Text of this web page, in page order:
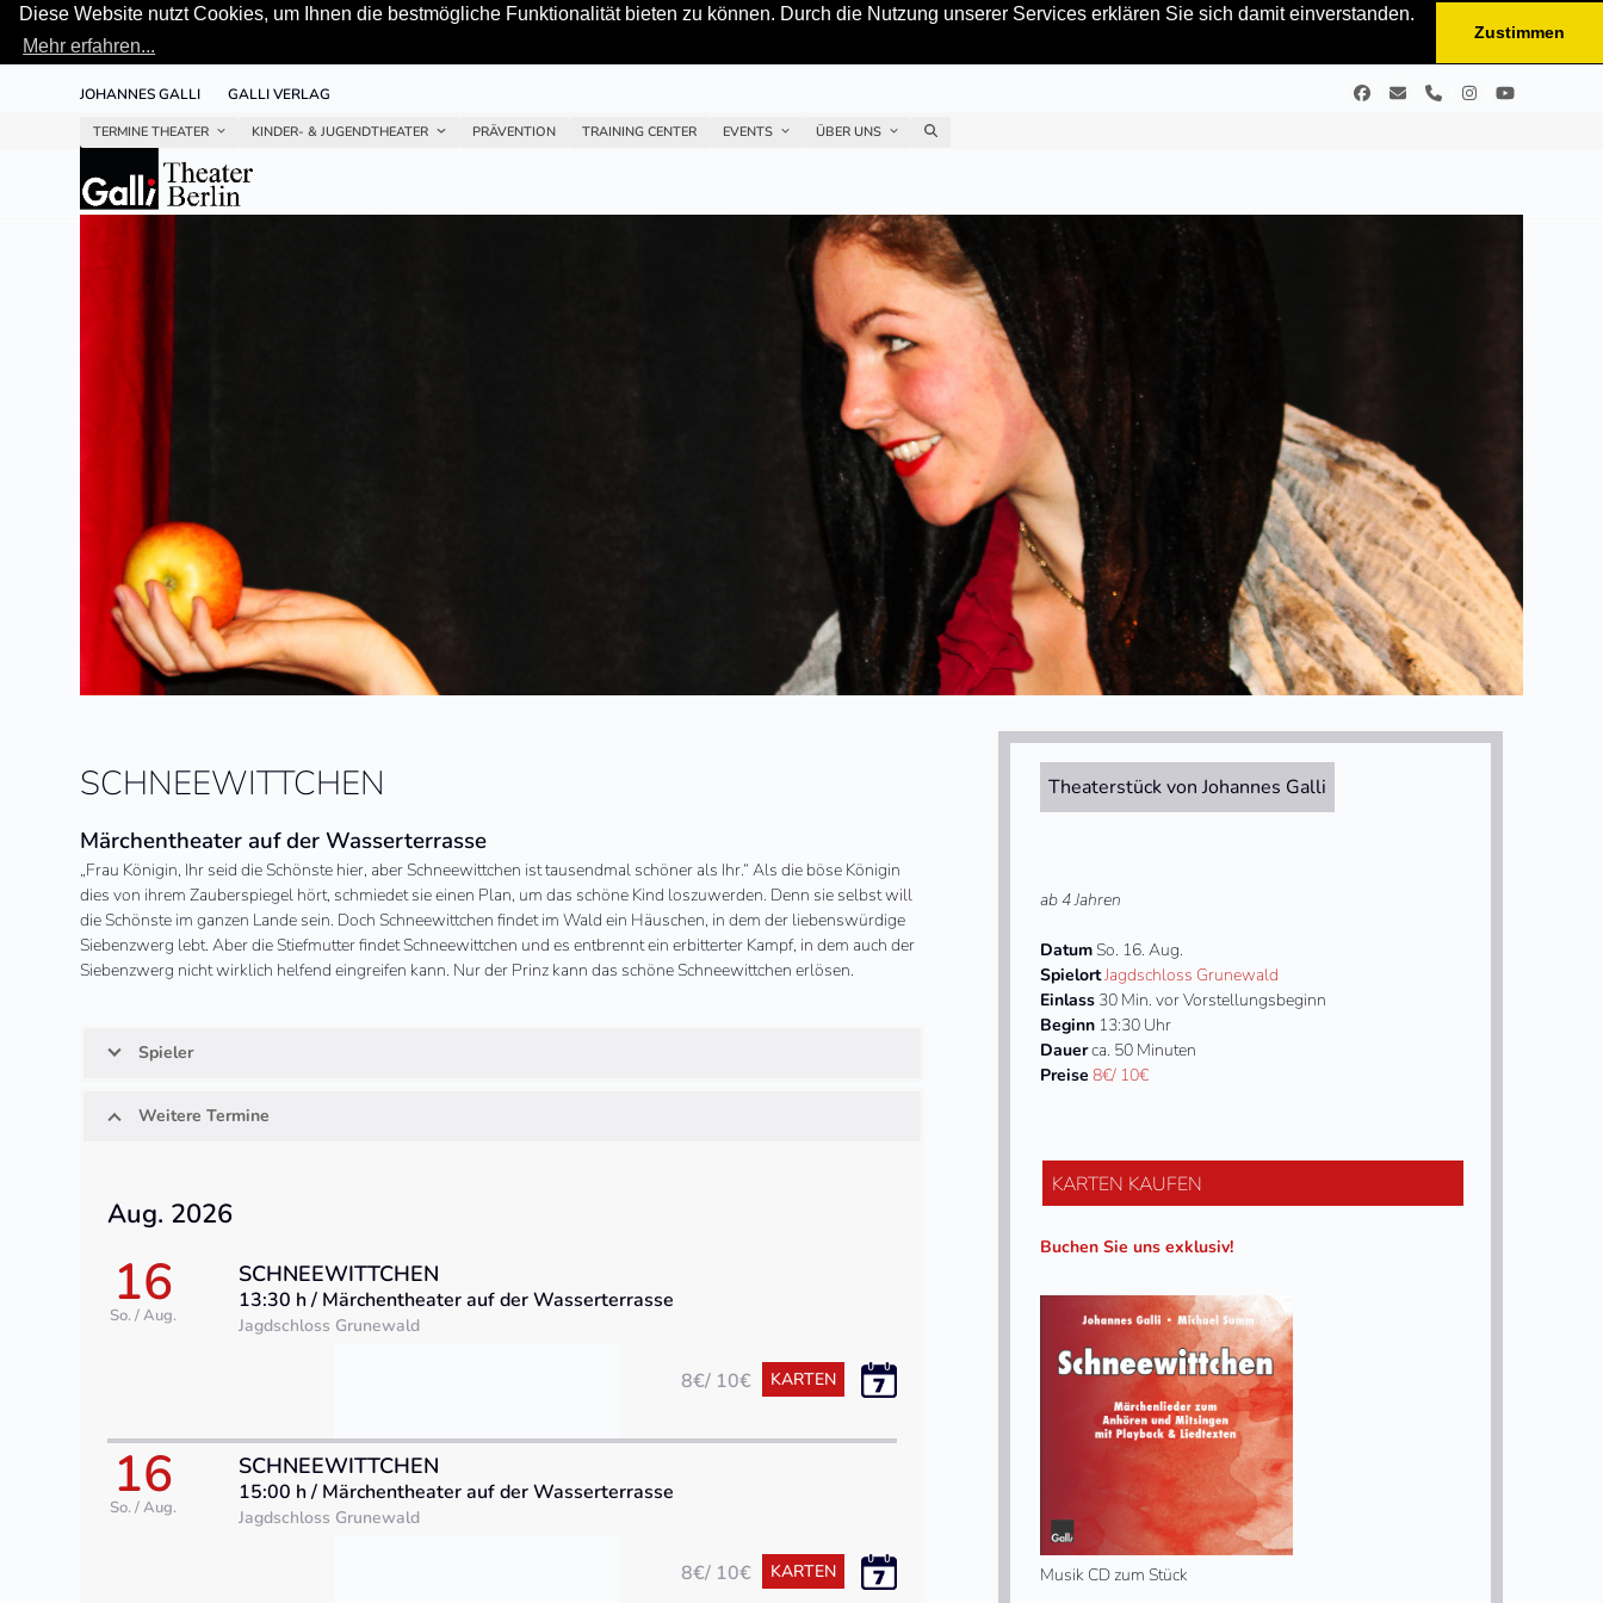
Diese Website nutzt Cookies, um Ihnen die bestmögliche Funktionalität bieten zu können. Durch die Nutzung unserer Services erklären Sie sich damit einverstanden.
Mehr erfahren...
Zustimmen
JOHANNES GALLI GALLI VERLAG Facebook
E- TelefonInstagramYouTube
TERMINE THEATER KINDER- & JUGENDTHEATER PRÄVENTION TRAINING CENTER EVENTS ÜBER UNS
SCHNEEWITTCHEN
Märchentheater auf der Wasserterrasse
„Frau Königin, Ihr seid die Schönste hier, aber Schneewittchen ist tausendmal schöner als Ihr.“ Als die böse Königin
dies von ihrem Zauberspiegel hört, schmiedet sie einen Plan, um das schöne Kind loszuwerden. Denn sie selbst will
die Schönste im ganzen Lande sein. Doch Schneewittchen findet im Wald ein Häuschen, in dem der liebenswürdige
Siebenzwerg lebt. Aber die Stiefmutter findet Schneewittchen und es entbrennt ein erbitterter Kampf, in dem auch der
Siebenzwerg nicht wirklich helfend eingreifen kann. Nur der Prinz kann das schöne Schneewittchen erlösen.
Spieler
Weitere Termine
Aug. 2026
16
So. / Aug.
SCHNEEWITTCHEN
13:30 h / Märchentheater auf der Wasserterrasse
Jagdschloss Grunewald
8€/ 10€ KARTEN
16
So. / Aug.
SCHNEEWITTCHEN
15:00 h / Märchentheater auf der Wasserterrasse
Jagdschloss Grunewald
8€/ 10€ KARTEN
Theaterstück von Johannes Galli
ab 4 Jahren
DatumSo. 16. Aug.
SpielortJagdschloss Grunewald
Einlass 30 Min. vor Vorstellungsbeginn
Beginn 13:30 Uhr
Dauerca. 50 Minuten
Preise 8€/ 10€
KARTEN KAUFEN
Buchen Sie uns exklusiv!
Musik CD zum Stück